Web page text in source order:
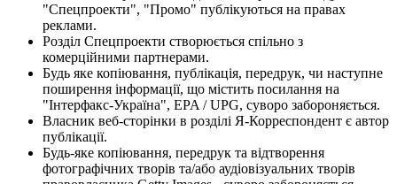
"Спецпроекти", "Промо" публікуються на правах
реклами.
Розділ Спецпроекти створюється спільно з
комерційними партнерами.
Будь яке копіювання, публікація, передрук, чи наступне
поширення інформації, що містить посилання на
"Інтерфакс-Україна", EPA / UPG, суворо забороняється.
Власник веб-сторінки в розділі Я-Корреспондент є автор
публікації.
Будь-яке копіювання, передрук та відтворення
фотографічних творів та/або аудіовізуальних творів